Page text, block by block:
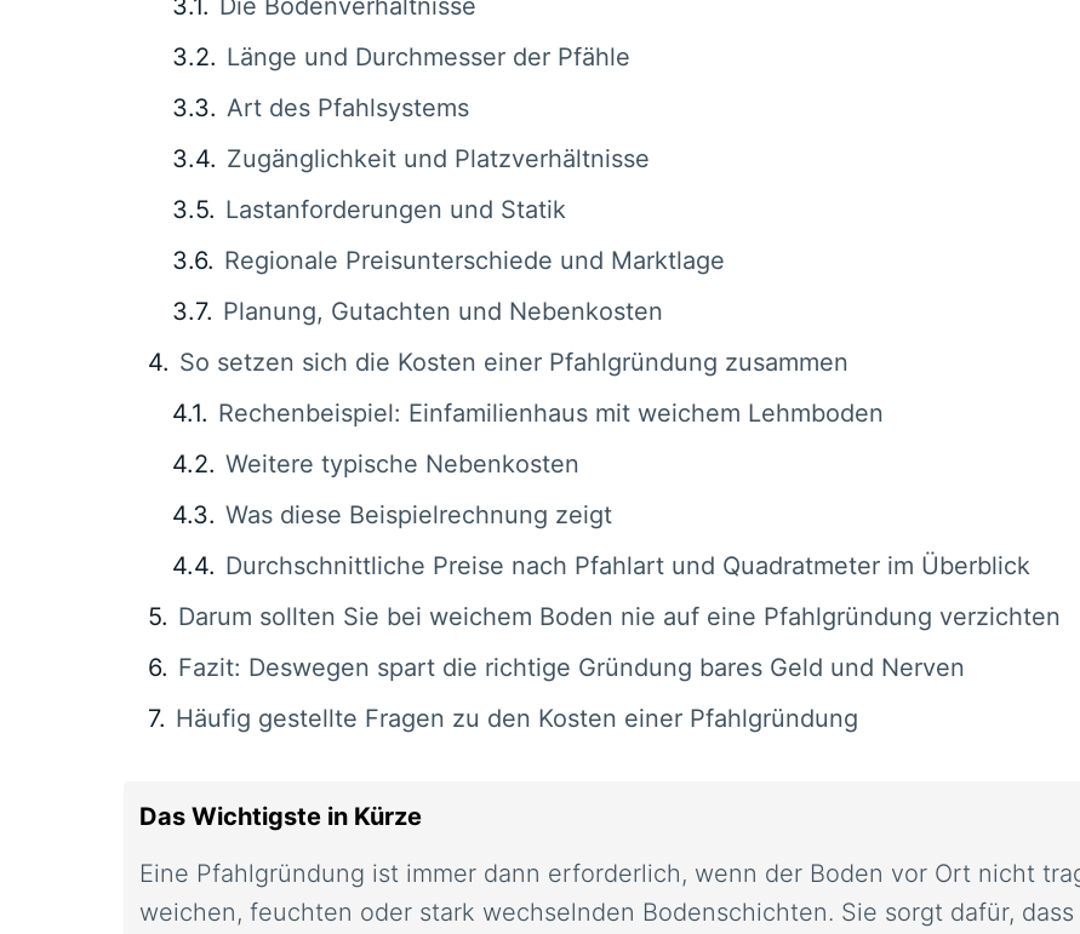
Die Bodenverhältnisse
Länge und Durchmesser der Pfähle
Art des Pfahlsystems
Zugänglichkeit und Platzverhältnisse
Lastanforderungen und Statik
Regionale Preisunterschiede und Marktlage
Planung, Gutachten und Nebenkosten
So setzen sich die Kosten einer Pfahlgründung zusammen
Rechenbeispiel: Einfamilienhaus mit weichem Lehmboden
Weitere typische Nebenkosten
Was diese Beispielrechnung zeigt
Durchschnittliche Preise nach Pfahlart und Quadratmeter im Überblick
Darum sollten Sie bei weichem Boden nie auf eine Pfahlgründung verzichten
Fazit: Deswegen spart die richtige Gründung bares Geld und Nerven
Häufig gestellte Fragen zu den Kosten einer Pfahlgründung
Das Wichtigste in Kürze
Eine Pfahlgründung ist immer dann erforderlich, wenn der Boden vor Ort nicht
weichen, feuchten oder stark wechselnden Bodenschichten. Sie sorgt dafür,